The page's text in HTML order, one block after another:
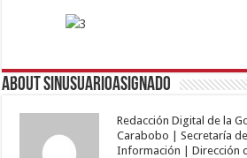
About sinusuarioasignado
Redacción Digital de la
Carabobo | Secretaría
Información | Dirección